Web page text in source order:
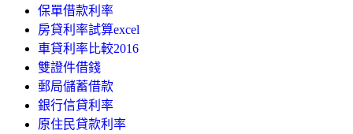
保單借款利率
房貸利率試算excel
車貸利率比較2016
雙證件借錢
郵局儲蓄借款
銀行信貸利率
原住民貸款利率